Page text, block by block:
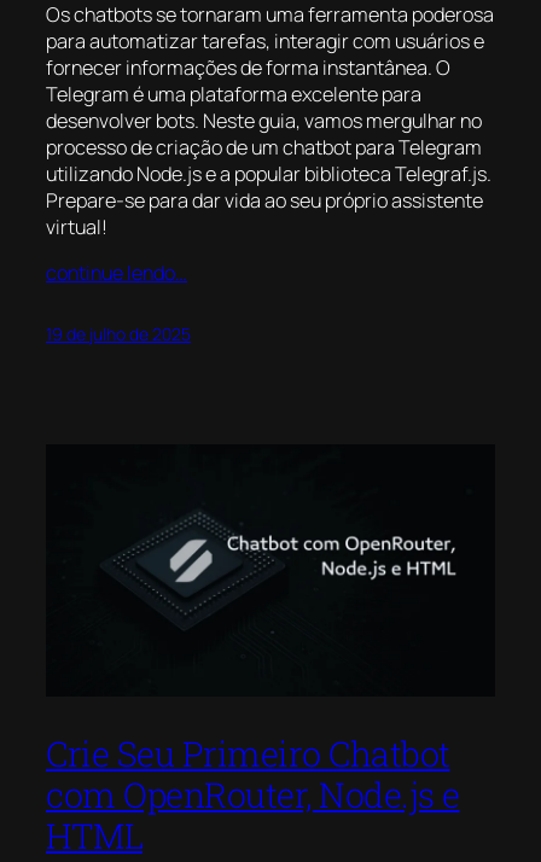
Os chatbots se tornaram uma ferramenta poderosa
para automatizar tarefas, interagir com usuários e
fornecer informações de forma instantânea. O
Telegram é uma plataforma excelente para
desenvolver bots. Neste guia, vamos mergulhar no
processo de criação de um chatbot para Telegram
utilizando Node.js e a popular biblioteca Telegraf.js.
Prepare-se para dar vida ao seu próprio assistente
virtual!
continue lendo…
19 de julho de 2025
Crie Seu Primeiro Chatbot
com OpenRouter, Node.js e
HTML